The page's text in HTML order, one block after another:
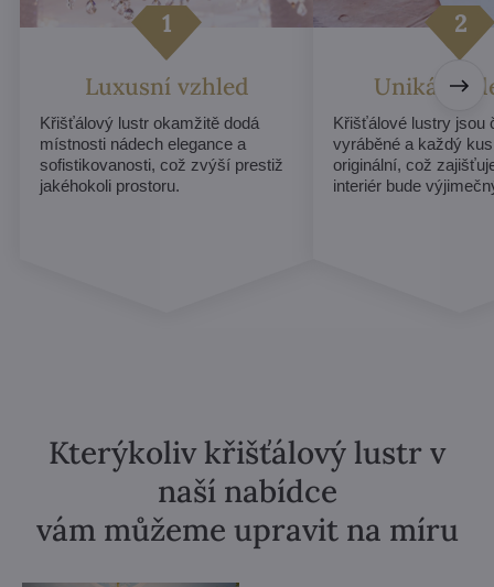
Luxusní vzhled
Křišťálový lustr okamžitě dodá
místnosti nádech elegance a
sofistikovanosti, což zvýší prestiž
jakéhokoli prostoru.
Unikátní
Křišťálové lustry jsou
vyráběné a každý
originální, což
interiér bude
Kterýkoliv křišťálový lustr v
naší nabídce
vám můžeme upravit na míru